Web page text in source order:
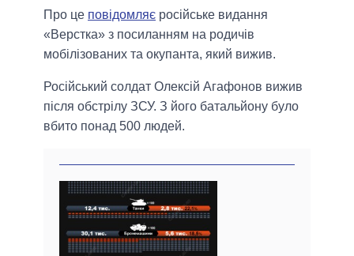
Про це повідомляє російське видання
«Верстка» з посиланням на родичів
мобілізованих та окупанта, який вижив.
Російський солдат Олексій Агафонов вижив
після обстрілу ЗСУ. З його батальйону було
вбито понад 500 людей.